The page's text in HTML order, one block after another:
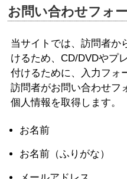
お問い合わせフォ
当サイトでは、訪問者か
けるため、CD/DVDやプ
付けるために、入力フォ
訪問者がお問い合わせフ
個人情報を取得します。
お名前
お名前（ふりがな）